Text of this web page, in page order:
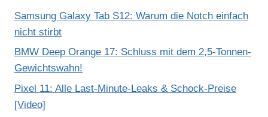
Samsung Galaxy Tab S12: Warum die Notch einfach
nicht stirbt
BMW Deep Orange 17: Schluss mit dem 2,5-Tonnen-
Gewichtswahn!
Pixel 11: Alle Last-Minute-Leaks & Schock-Preise
[Video]